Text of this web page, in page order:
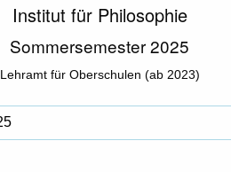
Institut für Philosophie
Sommersemester 2025
Lehramt für Oberschulen (ab 2023)